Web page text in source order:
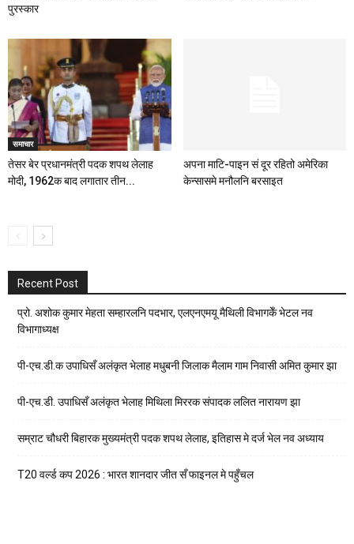
पुरस्कार
समाचार
तेसर बेर प्रधानमंत्री पदक शपथ लेलाह
मोदी, 1962क बाद लगातार तीन...
अपना माटि-पाइन सं दूर रहितो अमेरिका
केन्‍सासमे मनौलनि बरसाइत
Recent Post
प्रो. अशोक कुमार मेहता सम्हारलनि पदभार, एलएनएमयू मैथिली विभागकेँ भेटल नव
विभागाध्यक्ष
पी-एच.डी.क उपाधिसँ अलंकृत भेलाह मधुबनी जिलाक मैलाम गाम निवासी अमित कुमार झा
पी-एच.डी. उपाधिसँ अलंकृत भेलाह मिथिला मिररक संपादक ललित नारायण झा
सम्राट चौधरी बिहारक मुख्यमंत्री पदक शपथ लेलाह, इतिहास मे दर्ज भेल नव अध्याय
T20 वर्ल्ड कप 2026 : भारत शानदार जीत सँ फाइनल मे पहुँचल